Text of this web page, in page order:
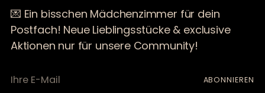
💌 Ein bisschen Mädchenzimmer für dein
Postfach! Neue Lieblingsstücke & exclusive
Aktionen nur für unsere Community!
E-
ABONNIEREN